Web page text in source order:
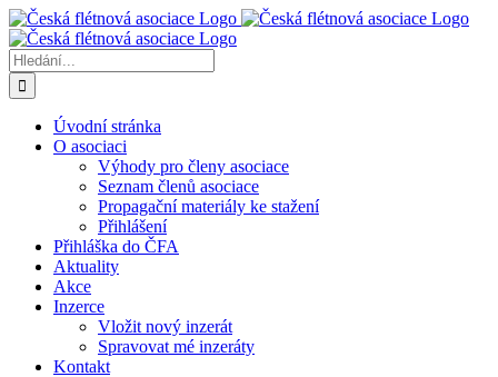
Přeskočit
na
obsah
Hledat:
Úvodní stránka
O asociaci
Výhody pro členy asociace
Seznam členů asociace
Propagační materiály ke stažení
Přihlášení
Přihláška do ČFA
Aktuality
Akce
Inzerce
Vložit nový inzerát
Spravovat mé inzeráty
Kontakt